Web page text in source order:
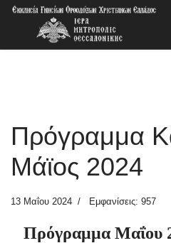
Πρόγραμμα
Μάϊος 2024
13 Μαΐου 2024 Εμφανίσεις: 957
Πρόγραμμα Μαΐου